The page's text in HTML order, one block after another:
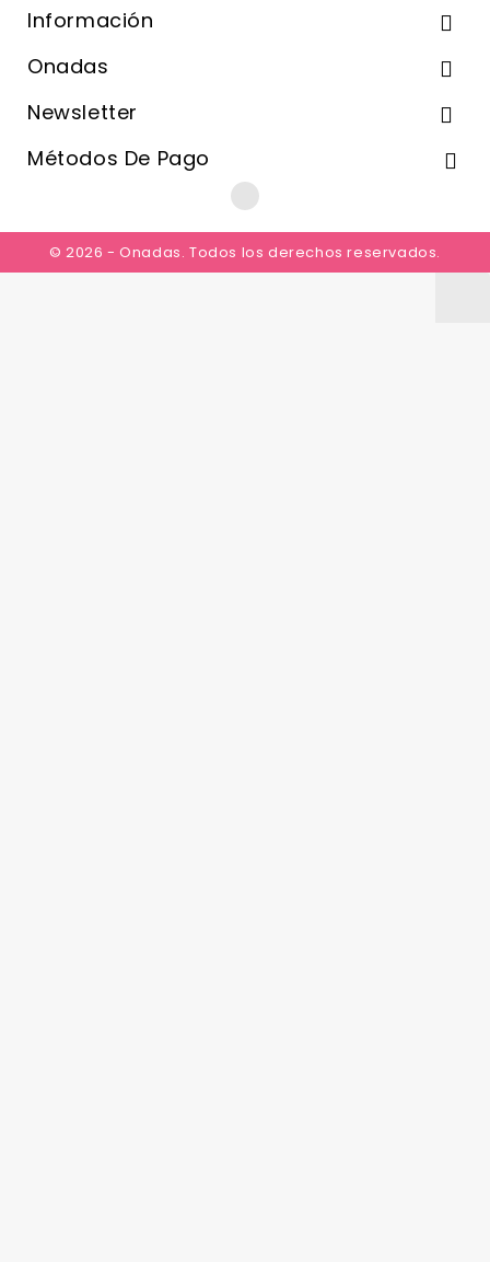
Información 
Onadas 
Newsletter 
Métodos De Pago 
© 2026 - Onadas. Todos los derechos reservados.